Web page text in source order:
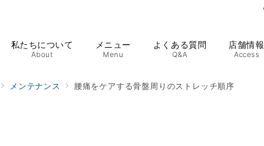
私たちについて
About
メニュー
Menu
よくある質問
Q&A
店舗情報
Access
メンテナンス 腰痛をケアする骨盤周りのストレッチ順序